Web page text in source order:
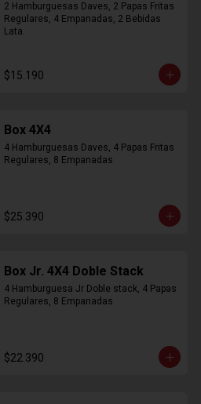
2 Hamburguesas Daves, 2 Papas Fritas
Regulares, 4 Empanadas, 2 Bebidas
Lata.
$15.190
Box 4X4
4 Hamburguesas Daves, 4 Papas Fritas
Regulares, 8 Empanadas
$25.390
Box Jr. 4X4 Doble Stack
4 Hamburguesa Jr Doble stack, 4 Papas
Regulares, 8 Empanadas
$22.390